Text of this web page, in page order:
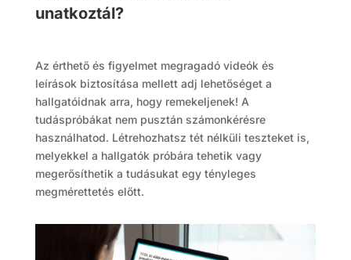
unatkoztál?
Az érthető és figyelmet megragadó videók és
leírások biztosítása mellett adj lehetőséget a
hallgatóidnak arra, hogy remekeljenek! A
tudáspróbákat nem pusztán számonkérésre
használhatod. Létrehozhatsz tét nélküli teszteket is,
melyekkel a hallgatók próbára tehetik vagy
megerősíthetik a tudásukat egy tényleges
megmérettetés előtt.